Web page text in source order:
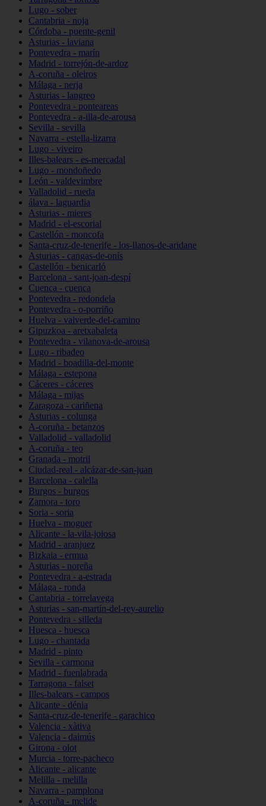
Lugo - sober
Cantabria - noja
Córdoba - puente-genil
Asturias - laviana
Pontevedra - marín
Madrid - torrejón-de-ardoz
A-coruña - oleiros
Málaga - nerja
Asturias - langreo
Pontevedra - ponteareas
Pontevedra - a-illa-de-arousa
Sevilla - sevilla
Navarra - estella-lizarra
Lugo - viveiro
Illes-balears - es-mercadal
Lugo - mondoñedo
León - valdevimbre
Valladolid - rueda
álava - laguardia
Asturias - mieres
Madrid - el-escorial
Castellón - moncofa
Santa-cruz-de-tenerife - los-llanos-de-aridane
Asturias - cangas-de-onís
Castellón - benicarló
Barcelona - sant-joan-despí
Cuenca - cuenca
Pontevedra - redondela
Pontevedra - o-porriño
Huelva - valverde-del-camino
Gipuzkoa - aretxabaleta
Pontevedra - vilanova-de-arousa
Lugo - ribadeo
Madrid - boadilla-del-monte
Málaga - estepona
Cáceres - cáceres
Málaga - mijas
Zaragoza - cariñena
Asturias - colunga
A-coruña - betanzos
Valladolid - valladolid
A-coruña - teo
Granada - motril
Ciudad-real - alcázar-de-san-juan
Barcelona - calella
Burgos - burgos
Zamora - toro
Soria - soria
Huelva - moguer
Alicante - la-vila-joiosa
Madrid - aranjuez
Bizkaia - ermua
Asturias - noreña
Pontevedra - a-estrada
Málaga - ronda
Cantabria - torrelavega
Asturias - san-martín-del-rey-aurelio
Pontevedra - silleda
Huesca - huesca
Lugo - chantada
Madrid - pinto
Sevilla - carmona
Madrid - fuenlabrada
Tarragona - falset
Illes-balears - campos
Alicante - dénia
Santa-cruz-de-tenerife - garachico
Valencia - xàtiva
Valencia - daimús
Girona - olot
Murcia - torre-pacheco
Alicante - alicante
Melilla - melilla
Navarra - pamplona
A-coruña - melide